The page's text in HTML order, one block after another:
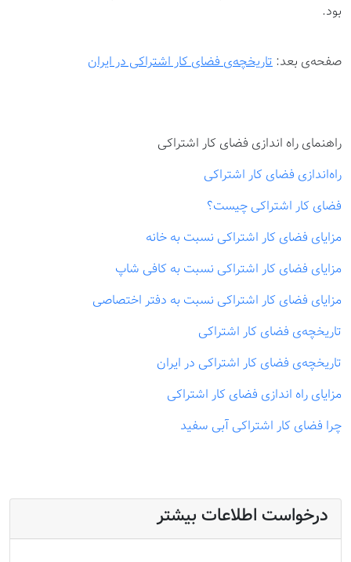
بود.
صفحه‌ی بعد:تاریخچه‌ی فضای کار اشتراکی در ایران
راهنمای راه اندازی فضای کار اشتراکی
راه‌اندازی فضای کار اشتراکی
فضای کار اشتراکی چیست؟
مزایای فضای کار اشتراکی نسبت به خانه
مزایای فضای کار اشتراکی نسبت به کافی شاپ
مزایای فضای کار اشتراکی نسبت به دفتر اختصاصی
تاریخچه‌ی فضای کار اشتراکی
تاریخچه‌ی فضای کار اشتراکی در ایران
مزایای راه اندازی فضای کار اشتراکی
چرا فضای کار اشتراکی آبی سفید
درخواست اطلاعات بیشتر